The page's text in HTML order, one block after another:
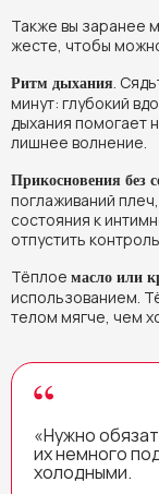
Также вы заранее
жесте, чтобы
Ритм дыхания .
минут: глубокий
дыхания помогает
лишнее волнение.
Прикосновения без
поглаживаний
состояния к
отпустить контроль.
Тёплое масло или
использованием.
телом мягче, чем
«Нужно
их немного
холодными.